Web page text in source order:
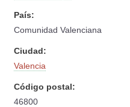
País:
Comunidad Valenciana
Ciudad:
Valencia
Código postal:
46800